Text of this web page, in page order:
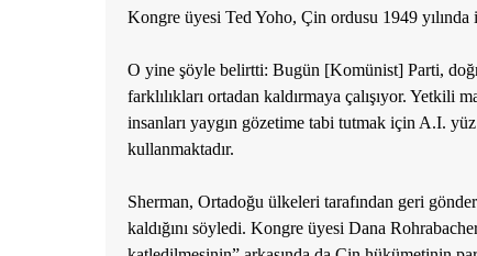
Kongre üyesi Ted Yoho, Çin ordusu 1949 yılında
O yine şöyle belirtti: Bugün [Komünist] Parti,
farklılıkları ortadan kaldırmaya çalışıyor.
insanları yaygın gözetime tabi tutmak için A.I.
kullanmaktadır.
Sherman, Ortadoğu ülkeleri tarafından geri
kaldığını söyledi. Kongre üyesi Dana